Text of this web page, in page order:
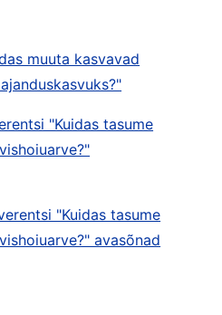
muuta kasvavad
"Kuidas tasume
"Kuidas tasume
avasõnad